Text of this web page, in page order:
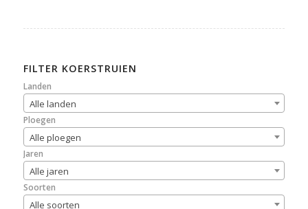
FILTER KOERSTRUIEN
Landen
Alle landen
Ploegen
Alle ploegen
Jaren
Alle jaren
Soorten
Alle soorten